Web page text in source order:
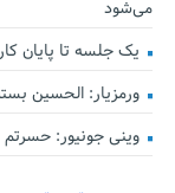
می‌شود
یک جلسه تا پایان
ورمزیار: الحسین
وینی جونیور: حسرتم